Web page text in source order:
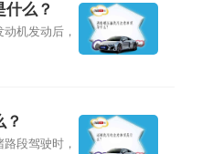
么？
机发动后，
？
段驾驶时，